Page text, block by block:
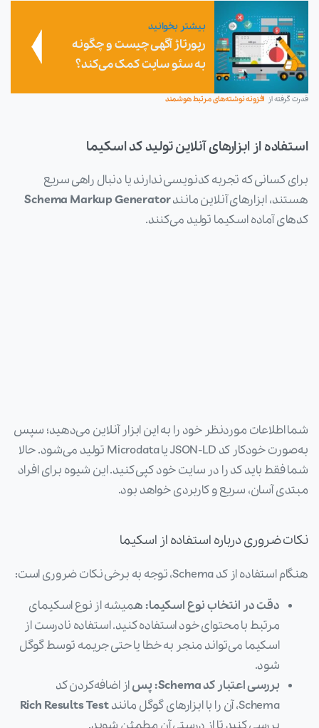
بیشتر بخوانید
رپورتاژ آگهی چیست و چگونه
به سئو سایت کمک می‌کند؟
قدرت گرفته از افزونه نوشته‌های مرتبط هوشمند
استفاده از ابزارهای آنلاین تولید کد اسکیما
برای کسانی که تجربه کدنویسی ندارند یا دنبال راهی سریع
هستند، ابزارهای آنلاین مانندSchema Markup Generator
کدهای آماده اسکیما تولید می‌کنند.
شما اطلاعات موردنظر خود را به این ابزار آنلاین می‌دهید؛ سپس
به‌صورت خودکار کد JSON-LD یا Microdata تولید می‌شود. حالا
شما فقط باید کد را در سایت خود کپی کنید. این شیوه برای افراد
مبتدی آسان، سریع و کاربردی خواهد بود.
نکات ضروری درباره استفاده از اسکیما
هنگام استفاده از کد Schema، توجه به برخی نکات ضروری است:
دقت در انتخاب نوع اسکیما: همیشه از نوع اسکیمای
مرتبط با محتوای خود استفاده کنید. استفاده نادرست از
اسکیما می‌تواند منجر به خطا یا حتی جریمه توسط گوگل
شود.
بررسی اعتبار کد Schema: پس
از اضافه‌کردن کد
Schema، آن را با ابزارهای گوگل مانند
Rich Results Test